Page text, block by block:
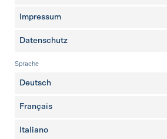
Impressum
Datenschutz
Sprache
Deutsch
Français
Italiano